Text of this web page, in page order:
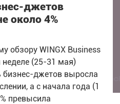
джетов
около 4%
обзору WINGX Business
(25-31 мая)
бизнес-джетов выросла
а с начала года (1
превысила